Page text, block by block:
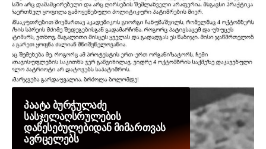
პაატა ბურჭულაძე
სასჯელაღსრულების
დაწესებულებიდან მიმართვას
ავრცელებს